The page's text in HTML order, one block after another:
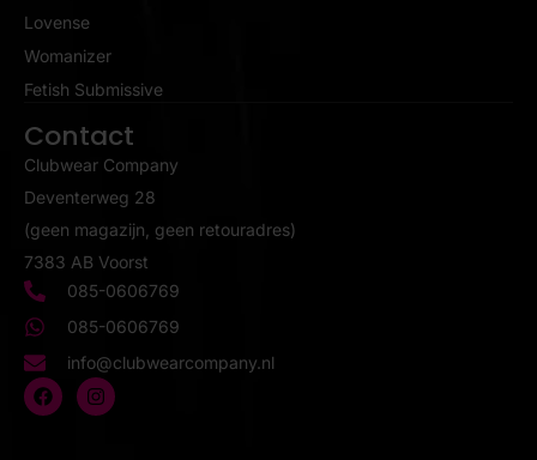
Lovense
Womanizer
Fetish Submissive
Contact
Clubwear Company
Deventerweg 28
(geen magazijn, geen retouradres)
7383 AB Voorst
085-0606769
085-0606769
info@clubwearcompany.nl